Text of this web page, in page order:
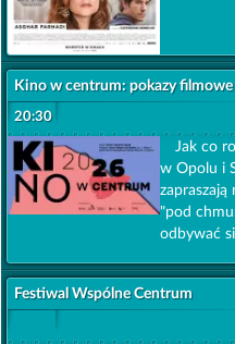
20:30
Kino w centrum: pokazy
Jak co
w Opolu i
"pod
odbywać
Festiwal Wspólne Centrum